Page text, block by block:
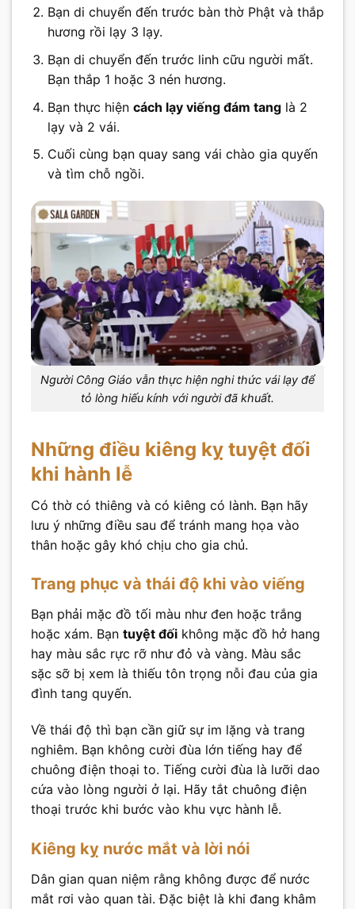
Bạn di chuyển đến trước bàn thờ Phật và thắp
hương rồi lạy 3 lạy.
Bạn di chuyển đến trước linh cữu người mất.
Bạn thắp 1 hoặc 3 nén hương.
Bạn thực hiện cách lạy viếng đám tanglà 2
lạy và 2 vái.
Cuối cùng bạn quay sang vái chào gia quyến
và tìm chỗ ngồi.
Người Công Giáo vẫn thực hiện nghi thức vái lạy để
tỏ lòng hiếu kính với người đã khuất.
Những điều kiêng kỵ tuyệt đối
khi hành lễ
Có thờ có thiêng và có kiêng có lành. Bạn hãy
lưu ý những điều sau để tránh mang họa vào
thân hoặc gây khó chịu cho gia chủ.
Trang phục và thái độ khi vào viếng
Bạn phải mặc đồ tối màu như đen hoặc trắng
hoặc xám. Bạn tuyệt đối không mặc đồ hở hang
hay màu sắc rực rỡ như đỏ và vàng. Màu sắc
sặc sỡ bị xem là thiếu tôn trọng nỗi đau của gia
đình tang quyến.
Về thái độ thì bạn cần giữ sự im lặng và trang
nghiêm. Bạn không cười đùa lớn tiếng hay để
chuông điện thoại to. Tiếng cười đùa là lưỡi dao
cứa vào lòng người ở lại. Hãy tắt chuông điện
thoại trước khi bước vào khu vực hành lễ.
Kiêng kỵ nước mắt và lời nói
Dân gian quan niệm rằng không được để nước
mắt rơi vào quan tài. Đặc biệt là khi đang khâm